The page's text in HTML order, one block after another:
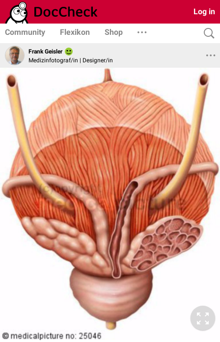
Log in
Community Flexikon Shop
Frank Geisler
Medizinfotograf/in | Designer/in